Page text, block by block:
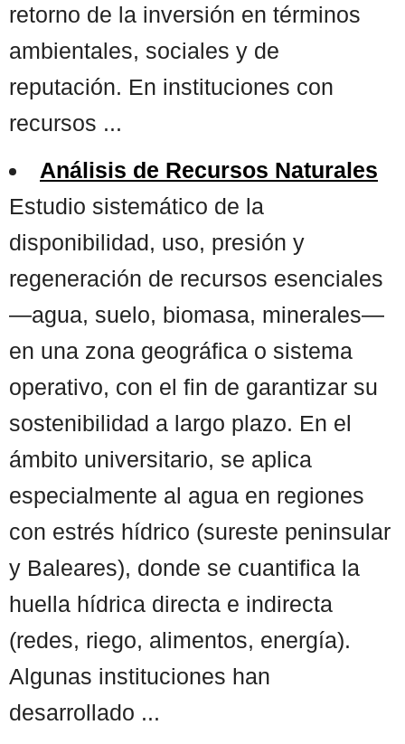
retorno de la inversión en términos
ambientales, sociales y de
reputación. En instituciones con
recursos ...
Análisis de Recursos Naturales
Estudio sistemático de la
disponibilidad, uso, presión y
regeneración de recursos esenciales
—agua, suelo, biomasa, minerales—
en una zona geográfica o sistema
operativo, con el fin de garantizar su
sostenibilidad a largo plazo. En el
ámbito universitario, se aplica
especialmente al agua en regiones
con estrés hídrico (sureste peninsular
y Baleares), donde se cuantifica la
huella hídrica directa e indirecta
(redes, riego, alimentos, energía).
Algunas instituciones han
desarrollado ...